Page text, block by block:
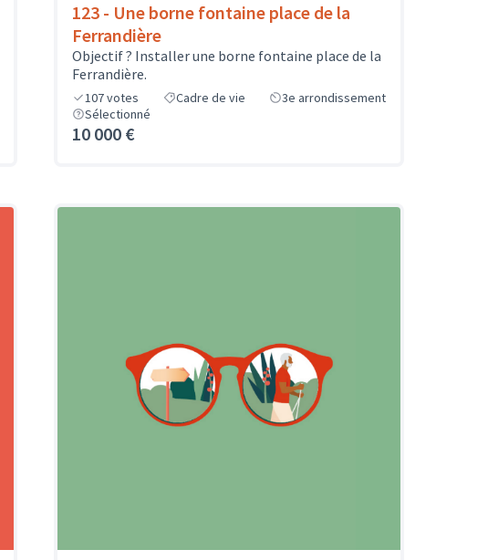
123 - Une borne fontaine place de la
Ferrandière
Objectif ? Installer une borne fontaine place de la
Ferrandière.
107votes Cadre de vie
3e arrondissement
Sélectionné
10 000 €